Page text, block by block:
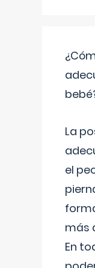
La
el
más
En